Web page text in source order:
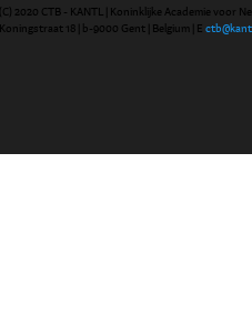
(C) 2020 CTB - KANTL | Koninklijke Academie voor
Koningstraat 18 | b-9000 Gent | Belgium | E